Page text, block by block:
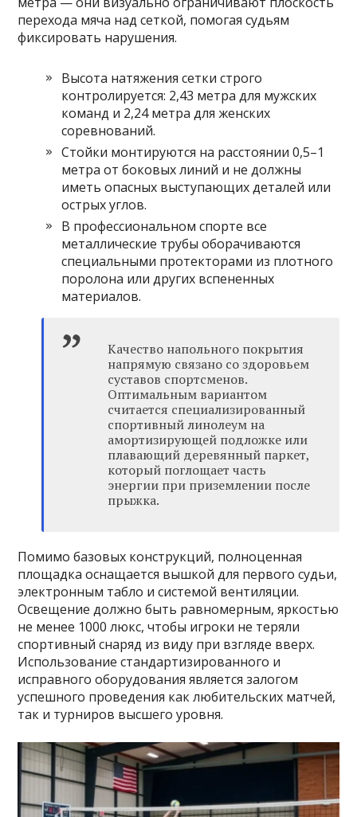
перехода мяча над сеткой, помогая судьям
фиксировать нарушения.
Высота натяжения сетки строго
контролируется: 2,43 метра для мужских
команд и 2,24 метра для женских
соревнований.
Стойки монтируются на расстоянии 0,5–1
метра от боковых линий и не должны
иметь опасных выступающих деталей или
острых углов.
В профессиональном спорте все
металлические трубы оборачиваются
специальными протекторами из плотного
поролона или других вспененных
материалов.
Качество напольного покрытия
напрямую связано со здоровьем
суставов спортсменов.
Оптимальным вариантом
считается специализированный
спортивный линолеум на
амортизирующей подложке или
плавающий деревянный паркет,
который поглощает часть
энергии при приземлении после
прыжка.
Помимо базовых конструкций, полноценная
площадка оснащается вышкой для первого судьи,
электронным табло и системой вентиляции.
Освещение должно быть равномерным, яркостью
не менее 1000 люкс, чтобы игроки не теряли
спортивный снаряд из виду при взгляде вверх.
Использование стандартизированного и
исправного оборудования является залогом
успешного проведения как любительских матчей,
так и турниров высшего уровня.